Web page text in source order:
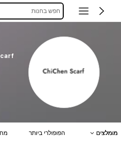
חפש בחנות
מומלצים הפופולרי ביותר